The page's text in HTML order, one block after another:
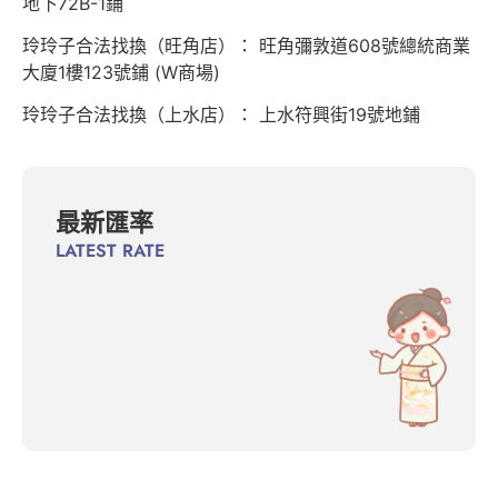
玲玲子合法找換（旺角店）： 旺角彌敦道608號總統商業
大廈1樓123號鋪 (W商場)
玲玲子合法找換（上水店）： 上水符興街19號地鋪
最新匯率
LATEST RATE